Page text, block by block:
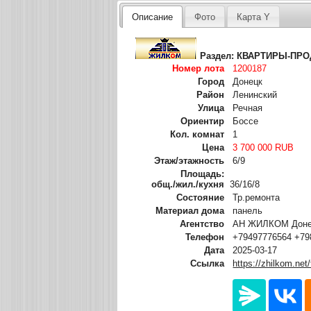
Описание Фото Карта Y
Раздел:КВАРТИРЫ-
Номер лота
1200187
Город
Донецк
Район
Ленинский
Улица
Речная
Ориентир
Боссе
Кол. комнат
1
Цена
3 700 000 RUB
Этаж/этажность
6/9
Площадь:
общ./жил./кухня
36/16/8
Состояние
Тр.ремонта
Материал дома
панель
Агентство
АН ЖИЛКОМ
Телефон
+79497776564
Дата
2025-03-17
Ссылка
https://